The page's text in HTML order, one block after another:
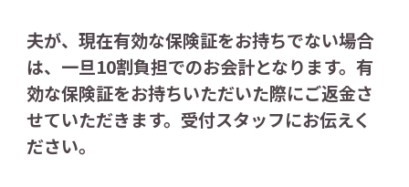
夫が、現在有効な保険証をお持ちでない場合
は、一旦10割負担でのお会計となります。有
効な保険証をお持ちいただいた際にご返金さ
せていただきます。受付スタッフにお伝えく
ださい。